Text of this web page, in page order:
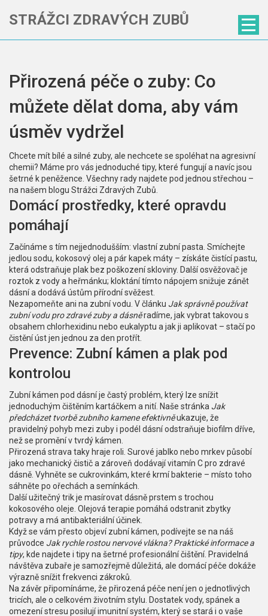
STRÁŽCI ZDRAVÝCH ZUBŮ
Přirozená péče o zuby: Co
můžete dělat doma, aby vám
úsměv vydržel
Chcete mít bílé a silné zuby, ale nechcete se spoléhat na agresivní
chemii? Máme pro vás jednoduché tipy, které fungují a navíc jsou
šetrné k peněžence. Všechny rady najdete pod jednou střechou –
na našem blogu Strážci Zdravých Zubů.
Domácí prostředky, které opravdu
pomáhají
Začínáme s tím nejjednodušším: vlastní zubní pasta. Smíchejte
jedlou sodu, kokosový olej a pár kapek máty – získáte čistící pastu,
která odstraňuje plak bez poškození skloviny. Další osvěžovač je
roztok z vody a heřmánku; kloktání tímto nápojem snižuje zánět
dásní a dodává ústům přírodní svěžest.
Nezapomeňte ani na zubní vodu. V článku Jak správně používat
zubní vodu pro zdravé zuby a dásněradíme, jak vybrat takovou s
obsahem chlorhexidinu nebo eukalyptu a jak ji aplikovat – stačí po
čistění úst jen jednou za den protřít.
Prevence: Zubní kámen a plak pod
kontrolou
Zubní kámen pod dásní je častý problém, který lze snížit
jednoduchým čištěním kartáčkem a nití. Naše stránka Jak
předcházet tvorbě zubního kamene efektivněukazuje, že
pravidelný pohyb mezi zuby i podél dásní odstraňuje biofilm dříve,
než se promění v tvrdý kámen.
Přirozená strava taky hraje roli. Surové jablko nebo mrkev působí
jako mechanický čistič a zároveň dodávají vitamín C pro zdravé
dásně. Vyhněte se cukrovinkám, které krmí bakterie – místo toho
sáhněte po ořechách a semínkách.
Další užitečný trik je masírovat dásně prstem s trochou
kokosového oleje. Olejová terapie pomáhá odstranit zbytky
potravy a má antibakteriální účinek.
Když se vám přesto objeví zubní kámen, podívejte se na náš
průvodce Jak rychle rostou nervové vlákna? Praktické informace a
tipy, kde najdete i tipy na šetrné profesionální čištění. Pravidelná
návštěva zubaře je samozřejmě důležitá, ale domácí péče dokáže
výrazně snížit frekvenci zákroků.
Na závěr připomínáme, že přirozená péče není jen o jednotlivých
tricích, ale o celkovém životním stylu. Dostatek vody, spánek a
omezení stresu posilují imunitní systém, který se stará i o vaše